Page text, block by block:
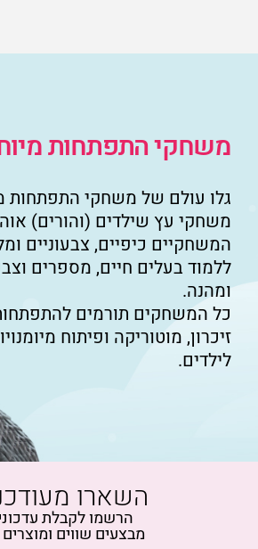
משחקי התפתחות
גלו עולם של משחקי התפתחות
משחקי עץ שילדים (והורים)
המשחקיים כיפיים, צבעוניים
ללמוד בעלים חיים, מספרים
ומהנה.
כל המשחקים תורמים
זיכרון, מוטוריקה ופיתוח
לילדים.
השארו
הרשמו לקבלת
מבצעים שווים